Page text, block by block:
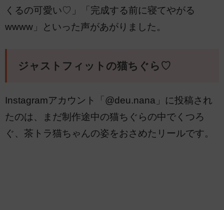
くるの可愛い♡」「完成する前に寝てやがる
wwww」といった声があがりました。
ジャストフィットの猫ちぐら♡
Instagramアカウント「@deu.nana」に投稿され
たのは、まだ制作途中の猫ちぐらの中でくつろ
ぐ、茶トラ猫ちゃんの姿をおさめたリールです。